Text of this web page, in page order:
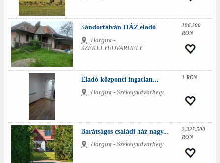
Sándorfalván HÁZ eladó
Hargita -
SZÉKELYUDVARHELY
186.200
RON
Eladó központi ingatlan...
Hargita - Székelyudvarhely
1 RON
Barátságos családi ház nagy...
Hargita - Szekelyudvarhely
2.327.500
RON